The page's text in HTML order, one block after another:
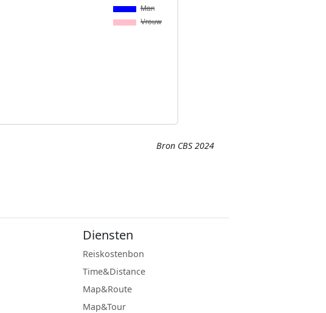
Bron CBS 2024
Diensten
Reiskostenbon
Time&Distance
Map&Route
Map&Tour